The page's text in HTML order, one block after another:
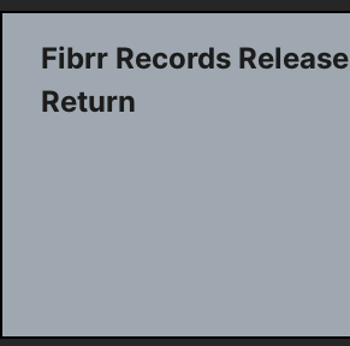
Fibrr Records
Return